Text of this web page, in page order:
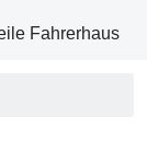
Fahrerhaus